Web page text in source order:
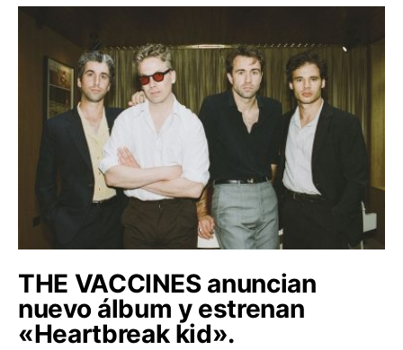
THE VACCINES anuncian
nuevo álbum y estrenan
«Heartbreak kid».